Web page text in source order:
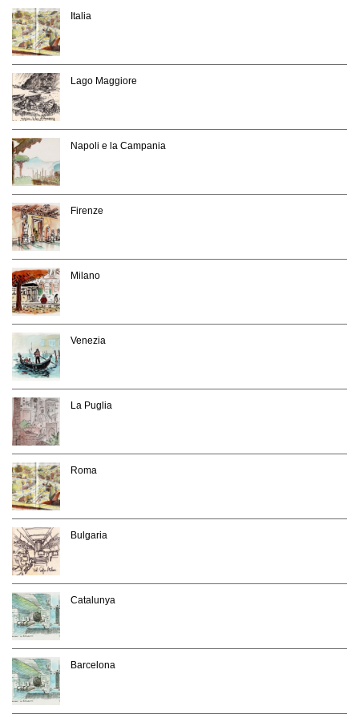
Italia
Lago Maggiore
Napoli e la Campania
Firenze
Milano
Venezia
La Puglia
Roma
Bulgaria
Catalunya
Barcelona